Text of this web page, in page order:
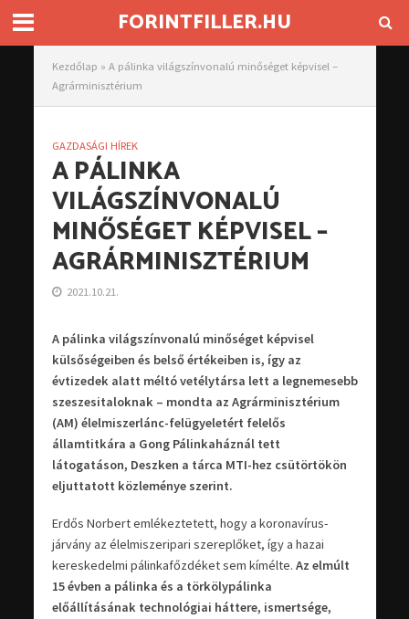
FORINTFILLER.HU
Kezdőlap » A pálinka világszínvonalú minőséget képvisel –
Agrárminisztérium
GAZDASÁGI HÍREK
A PÁLINKA
VILÁGSZÍNVONALÚ
MINŐSÉGET KÉPVISEL –
AGRÁRMINISZTÉRIUM
2021.10.21.
A pálinka világszínvonalú minőséget képvisel
külsőségeiben és belső értékeiben is, így az
évtizedek alatt méltó vetélytársa lett a legnemesebb
szeszesitaloknak – mondta az Agrárminisztérium
(AM) élelmiszerlánc-felügyeletért felelős
államtitkára a Gong Pálinkaháznál tett
látogatáson, Deszken a tárca MTI-hez csütörtökön
eljuttatott közleménye szerint.
Erdős Norbert emlékeztetett, hogy a koronavírus-
járvány az élelmiszeripari szereplőket, így a hazai
kereskedelmi pálinkafőzdéket sem kímélte. Az elmúlt
15 évben a pálinka és a törkölypálinka
előállításának technológiai háttere, ismertsége,